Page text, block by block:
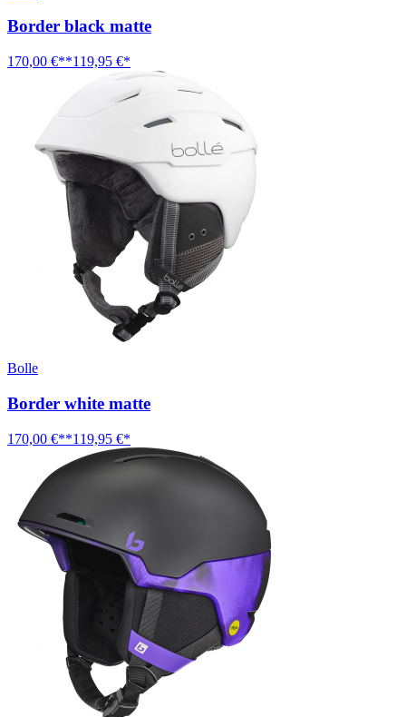
Border black matte
170,00 €**119,95 €*
Bolle
Border white matte
170,00 €**119,95 €*